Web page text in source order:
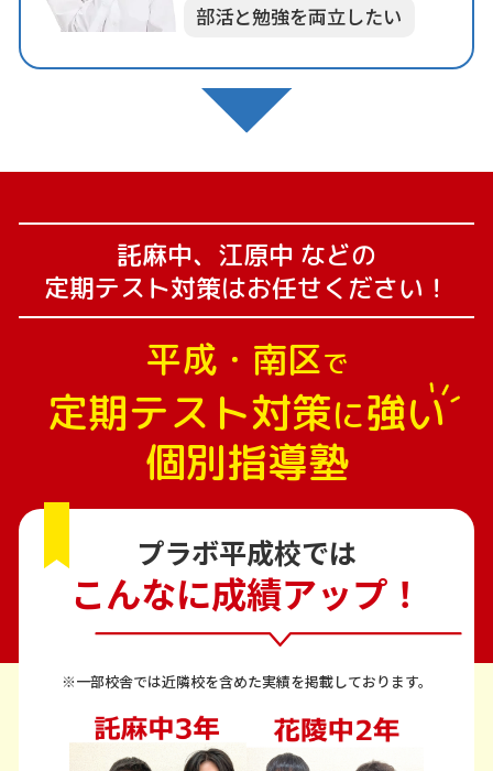
部活と勉強を両立したい
託麻中、江原中 などの
定期テスト対策はお任せください！
平成・南区で
定期テスト対策に強い
個別指導塾
プラボ平成校では
こんなに成績アップ！
※一部校舎では近隣校を含めた実績を掲載しております。